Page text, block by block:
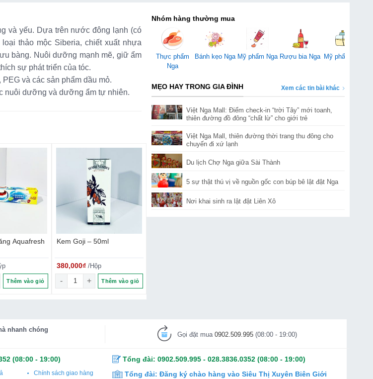
và yếu. Dựa trên nước đông lạnh (có
thảo mộc Siberia, chiết xuất nhựa
bàng. Nuôi dưỡng mạnh mẽ, giữ ẩm
sự phát triển của tóc.
và các sản phẩm dầu mỏ.
nuôi dưỡng và dưỡng ẩm tự nhiên.
Aquafresh
Aquafresh Fresh số lượng
Thêm vào giỏ
Kem Goji – 50ml
380,000₫ /Hộp
Kem Goji - 50ml số lượng
Thêm vào giỏ
Nhóm hàng thường mua
Thực phẩm
Nga
Bánh kẹo Nga Mỹ phẩm Nga Rượu bia Nga Mỹ phẩm Mỹ
MẸO HAY TRONG GIA ĐÌNH Xem các tin bài khác
Việt Nga Mall: Điểm check-in “trời Tây” mới toanh,
thiên đường đồ đông “chất lừ” cho giới trẻ
Việt Nga Mall, thiên đường thời trang thu đông cho
chuyến đi xứ lạnh
Du lịch Chợ Nga giữa Sài Thành
5 sự thật thú vị về nguồn gốc con búp bê lật đật Nga
Nơi khai sinh ra lật đật Liên Xô
nhanh chóng
Gọi đặt mua 0902.509.995(08:00 - 19:00)
(08:00 - 19:00)
Chính sách giao hàng
Tổng đài: 0902.509.995- 028.3836.0352(08:00 - 19:00)
Tổng đài: Đăng ký chào hàng vào Siêu Thị Xuyên Biên Giới